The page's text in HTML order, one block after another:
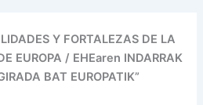
Y FORTALEZAS DE LA
EUROPA / EHEaren INDARRAK
BAT EUROPATIK”